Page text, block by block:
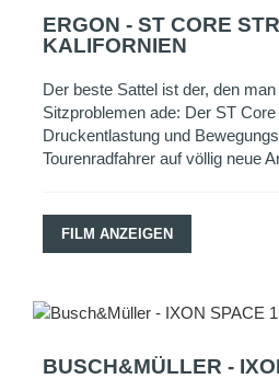
ERGON - ST CORE
KALIFORNIEN
Der beste Sattel ist der, den
Sitzproblemen ade: Der ST
Druckentlastung und
Tourenradfahrer auf völlig neue
FILM ANZEIGEN
BUSCH&MÜLLER -